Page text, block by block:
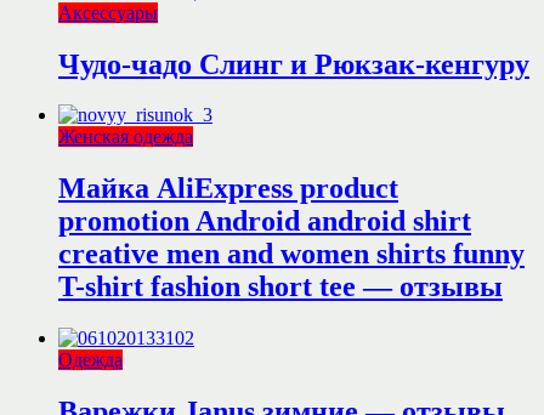
Аксессуары
Чудо-чадо Слинг и Рюкзак-кенгуру
Женская одежда
Майка AliExpress product
promotion Android android shirt
creative men and women shirts funny
T-shirt fashion short tee — отзывы
Одежда